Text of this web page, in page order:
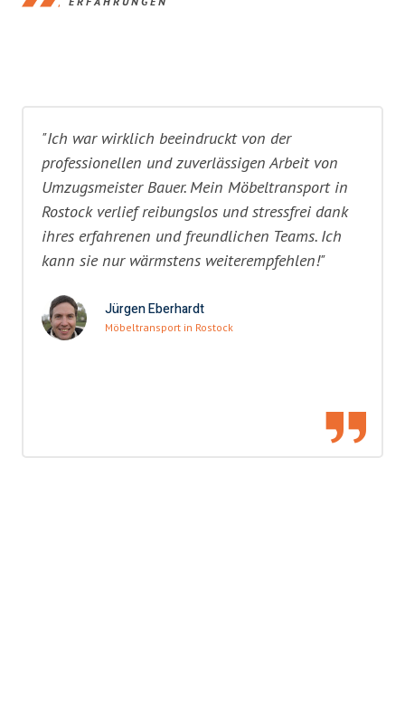
"Ich war wirklich beeindruckt von der
professionellen und zuverlässigen Arbeit von
Umzugsmeister Bauer. Mein Möbeltransport in
Rostock verlief reibungslos und stressfrei dank
ihres erfahrenen und freundlichen Teams. Ich
kann sie nur wärmstens weiterempfehlen!"
Jürgen Eberhardt
Möbeltransport in Rostock